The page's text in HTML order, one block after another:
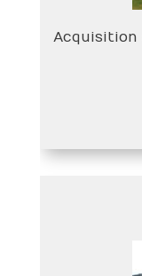
Acquisition